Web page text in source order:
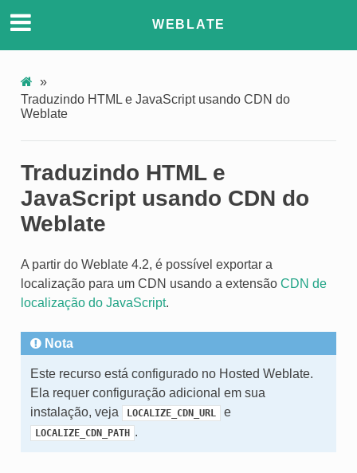
WEBLATE
»
Traduzindo HTML e JavaScript usando CDN do
Weblate
Traduzindo HTML e
JavaScript usando CDN do
Weblate
A partir do Weblate 4.2, é possível exportar a
localização para um CDN usando a extensão CDN de
localização do JavaScript.
Nota
Este recurso está configurado no Hosted Weblate.
Ela requer configuração adicional em sua
instalação, veja
LOCALIZE_CDN_URL e
LOCALIZE_CDN_PATH .